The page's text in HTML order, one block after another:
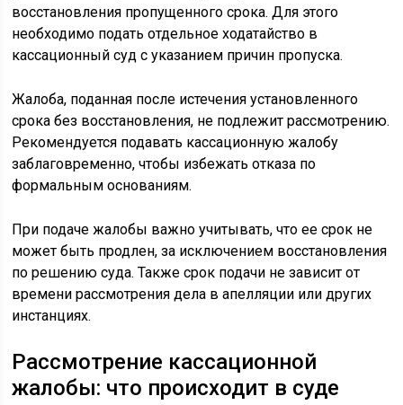
восстановления пропущенного срока. Для этого
необходимо подать отдельное ходатайство в
кассационный суд с указанием причин пропуска.
Жалоба, поданная после истечения установленного
срока без восстановления, не подлежит рассмотрению.
Рекомендуется подавать кассационную жалобу
заблаговременно, чтобы избежать отказа по
формальным основаниям.
При подаче жалобы важно учитывать, что ее срок не
может быть продлен, за исключением восстановления
по решению суда. Также срок подачи не зависит от
времени рассмотрения дела в апелляции или других
инстанциях.
Рассмотрение кассационной
жалобы: что происходит в суде